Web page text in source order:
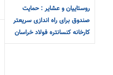
روستاییان و عشایر : حمایت
صندوق برای راه اندازی سریعتر
کارخانه کنسانتره فولاد خراسان